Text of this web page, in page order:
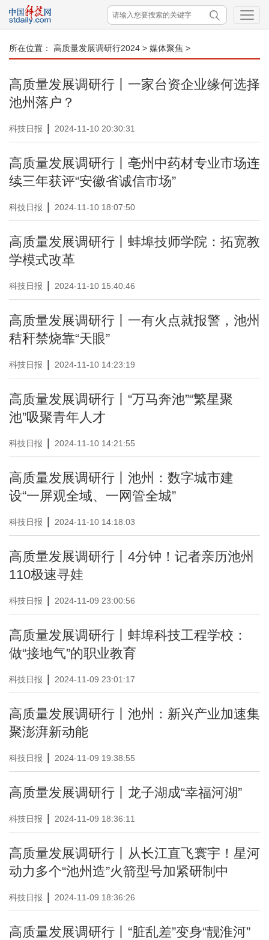
所在位置： 高质量发展调研行2024 > 媒体聚焦 >
高质量发展调研行丨一家台资企业缘何选择
池州落户？
科技日报 2024-11-10 20:30:31
高质量发展调研行丨亳州中药材专业市场连
续三年获评“安徽省诚信市场”
科技日报 2024-11-10 18:07:50
高质量发展调研行丨蚌埠技师学院：拓宽教
学模式改革
科技日报 2024-11-10 15:40:46
高质量发展调研行丨一有火点就报警，池州
秸秆禁烧靠“天眼”
科技日报 2024-11-10 14:23:19
高质量发展调研行丨“万马奔池”“繁星聚
池”吸聚青年人才
科技日报 2024-11-10 14:21:55
高质量发展调研行丨池州：数字城市建
设“一屏观全域、一网管全城”
科技日报 2024-11-10 14:18:03
高质量发展调研行丨4分钟！记者亲历池州
110极速寻娃
科技日报 2024-11-09 23:00:56
高质量发展调研行丨蚌埠科技工程学校：
做“接地气”的职业教育
科技日报 2024-11-09 23:01:17
高质量发展调研行丨池州：新兴产业加速集
聚澎湃新动能
科技日报 2024-11-09 19:38:55
高质量发展调研行丨龙子湖成“幸福河湖”
科技日报 2024-11-09 18:36:11
高质量发展调研行丨从长江直飞寰宇！星河
动力多个“池州造”火箭型号加紧研制中
科技日报 2024-11-09 18:36:26
高质量发展调研行丨“脏乱差”变身“靓淮河”